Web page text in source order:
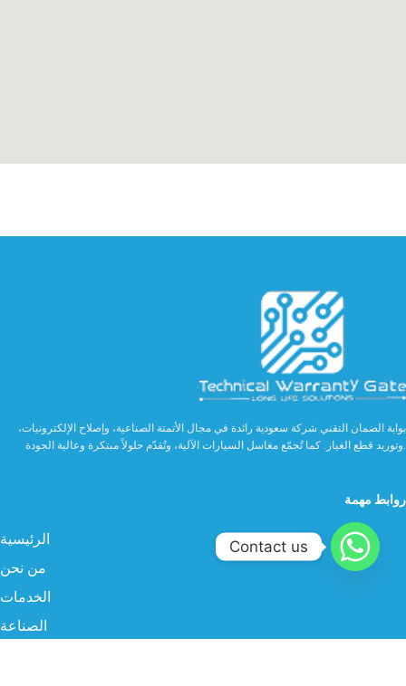
بوابة الضمان التقني شركة سعودية رائدة في مجال الأتمتة الصناعية، وإصلاح الإلكترونيات،
وتوريد قطع الغيار. كما تُجمّع مغاسل السيارات الآلية، وتُقدّم حلولاً مبتكرة وعالية الجودة.
روابط مهمة
الرئيسية
من نحن
الخدمات
الصناعة
Contact us